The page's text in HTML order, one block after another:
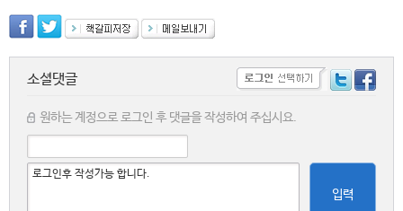
소셜댓글
원하는 계정으로 로그인 후 댓글을 작성하여 주십시요.
입력